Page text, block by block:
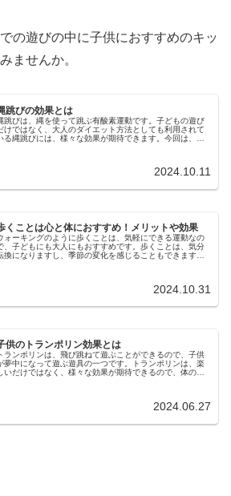
の遊びの中に子供におすすめのキッ
ませんか。
跳びの効果とは
跳びは、縄を使って跳ぶ有酸素運動です。子どもの遊び
けではなく、大人のダイエット方法としても利用されて
る縄跳びには、様々な効果が期待できます。今回は、縄
2024.10.11
くことは心と体におすすめ！メリットや効果
ォーキングのように歩くことは、気軽にできる運動なの
、子どもにも大人にもおすすめです。歩くことは、気分
換になりますし、季節の変化を感じることもできます
2024.10.31
供のトランポリン効果とは
トランポリンは、飛び跳ねて遊ぶことができるので、子供
夢中になって遊ぶ遊具の一つです。トランポリンは、楽
いだけではなく、様々な効果が期待できるので、体の発
2024.06.27